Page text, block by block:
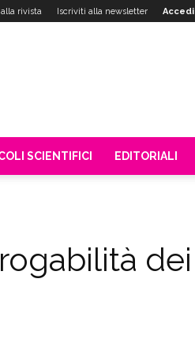
rivista Iscriviti alla newsletter Accedi
SCIENTIFICI EDITORIALI
dei